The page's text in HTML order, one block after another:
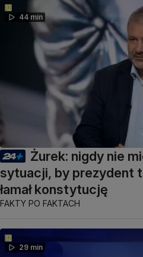
44 min
Żurek: nigdy nie
sytuacji, by prezydent
łamał konstytucję
FAKTY PO FAKTACH
29 min